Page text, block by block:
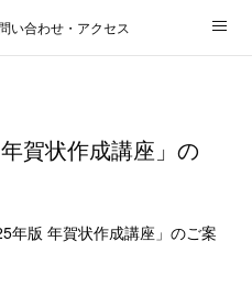
い合わせ・アクセス
賀状作成講座」の
年版 年賀状作成講座」のご案